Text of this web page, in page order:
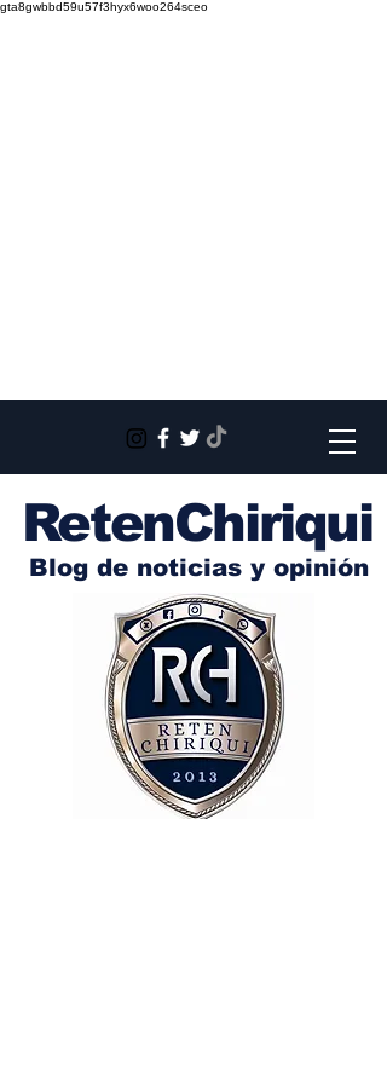
gta8gwbbd59u57f3hyx6woo264sceo
RetenChiriqui
Blog de noticias y opinión